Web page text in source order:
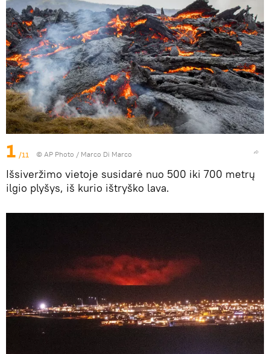
1 /11 © AP Photo / Marco Di Marco
Išsiveržimo vietoje susidarė nuo 500 iki 700 metrų
ilgio plyšys, iš kurio ištryško lava.